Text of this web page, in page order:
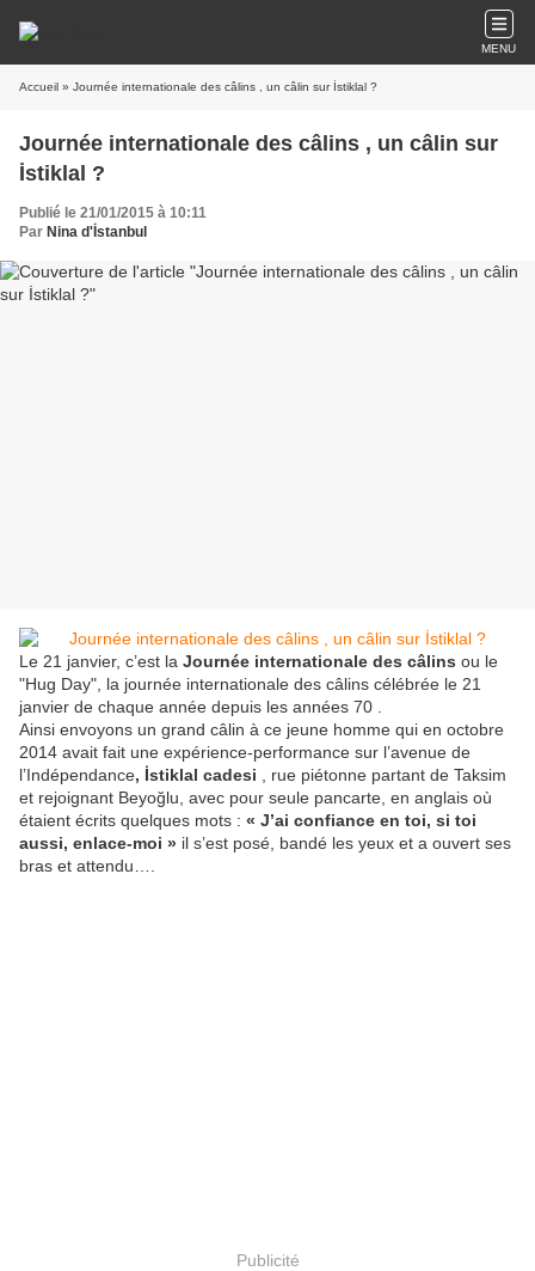
MENU
Accueil » Journée internationale des câlins , un câlin sur İstiklal ?
Journée internationale des câlins , un câlin sur
İstiklal ?
Publié le 21/01/2015 à 10:11
Par Nina d'İstanbul
Le 21 janvier, c’est la Journée internationale des câlins ou le
"Hug Day", la journée internationale des câlins célébrée le 21
janvier de chaque année depuis les années 70 .
Ainsi envoyons un grand câlin à ce jeune homme qui en octobre
2014 avait fait une expérience-performance sur l’avenue de
l’Indépendance, İstiklal cadesi , rue piétonne partant de Taksim
et rejoignant Beyoğlu, avec pour seule pancarte, en anglais où
étaient écrits quelques mots : « J’ai confiance en toi, si toi
aussi, enlace-moi » il s’est posé, bandé les yeux et a ouvert ses
bras et attendu….
Publicité